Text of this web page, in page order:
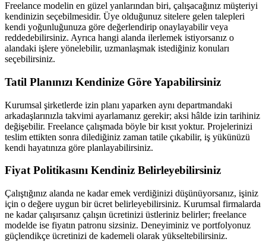
Freelance modelin en güzel yanlarından biri, çalışacağınız müşteriyi
kendinizin seçebilmesidir. Üye olduğunuz sitelere gelen talepleri
kendi yoğunluğunuza göre değerlendirip onaylayabilir veya
reddedebilirsiniz. Ayrıca hangi alanda ilerlemek istiyorsanız o
alandaki işlere yönelebilir, uzmanlaşmak istediğiniz konuları
seçebilirsiniz.
Tatil Planınızı Kendinize Göre Yapabilirsiniz
Kurumsal şirketlerde izin planı yaparken aynı departmandaki
arkadaşlarınızla takvimi ayarlamanız gerekir; aksi hâlde izin tarihiniz
değişebilir. Freelance çalışmada böyle bir kısıt yoktur. Projelerinizi
teslim ettikten sonra dilediğiniz zaman tatile çıkabilir, iş yükünüzü
kendi hayatınıza göre planlayabilirsiniz.
Fiyat Politikasını Kendiniz Belirleyebilirsiniz
Çalıştığınız alanda ne kadar emek verdiğinizi düşünüyorsanız, işiniz
için o değere uygun bir ücret belirleyebilirsiniz. Kurumsal firmalarda
ne kadar çalışırsanız çalışın ücretinizi üstleriniz belirler; freelance
modelde ise fiyatın patronu sizsiniz. Deneyiminiz ve portfolyonuz
güçlendikçe ücretinizi de kademeli olarak yükseltebilirsiniz.